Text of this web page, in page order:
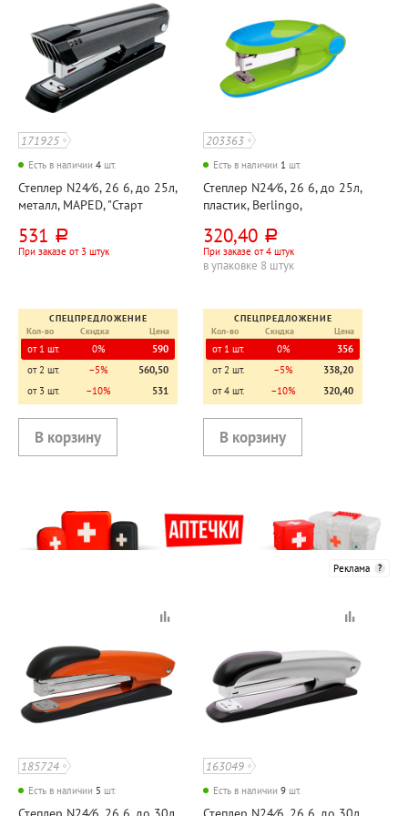
171925
Есть в наличии 4 шт.
Степлер N24⁄6, 26 6, до 25л,
металл, MAPED, "Старт
56мм
531 руб.
При заказе от 3 штук
СПЕЦПРЕДЛОЖЕНИЕ
Кол-во
Скидка Цена
от 1 шт. 0%
590
от 2 шт.
−5%
560,50
от 3 шт.
−10% 531
203363
Есть в наличии 1 шт.
Степлер N24⁄6, 26 6, до 25л,
пластик, Berlingo,
корпус зеленый, 50мм
320,40 руб.
При заказе от 4 штук
в упаковке 8 штук
СПЕЦПРЕДЛОЖЕНИЕ
Кол-во
Скидка Цена
от 1 шт. 0%
356
от 2 шт.
−5%
338,20
от 4 шт.
−10% 320,40
Реклама
185724
Есть в наличии 5 шт.
163049
Есть в наличии 9 шт.